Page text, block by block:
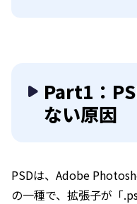
Part1：
ない原因
PSDは、Adobe
の一種で、拡張子が「